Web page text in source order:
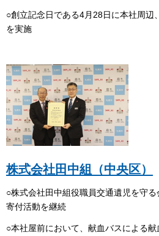
○創立記念日である4月28日に本社周辺
を実施
株式会社田中組（中央区）
○株式会社田中組役職員交通遺児を守
寄付活動を継続
○本社屋前において、献血バスによる